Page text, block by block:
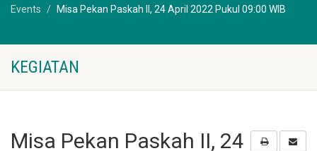
Events Misa Pekan Paskah II, 24 April 2022 Pukul 09:00 WIB
KEGIATAN
Misa Pekan Paskah II, 24